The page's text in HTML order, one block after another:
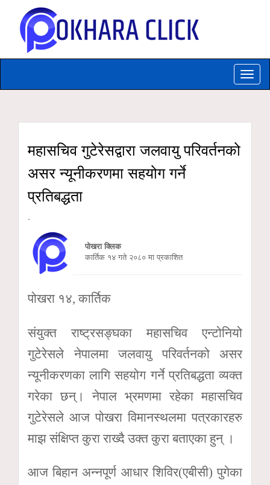
Toggle
महासचिव गुटेरेसद्वारा जलवायु परिवर्तनको
असर न्यूनीकरणमा सहयोग गर्ने
प्रतिबद्धता
-
पोखरा क्लिक
कार्तिक १४ गते २०८० मा प्रकाशित
पोखरा १४, कार्तिक
संयुक्त राष्ट्रसङ्घका महासचिव एन्टोनियो
गुटेरेसले नेपालमा जलवायु परिवर्तनको असर
न्यूनीकरणका लागि सहयोग गर्ने प्रतिबद्धता व्यक्त
गरेका छन्। नेपाल भ्रमणमा रहेका महासचिव
गुटेरेसले आज पोखरा विमानस्थलमा पत्रकारहरु
माझ संक्षिप्त कुरा राख्दै उक्त कुरा बताएका हुन् ।
आज बिहान अन्नपूर्ण आधार शिविर(एबीसी) पुगेका